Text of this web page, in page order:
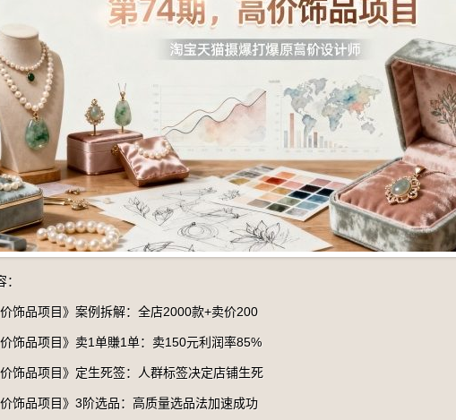
饰品项目》案例拆解：全店2000款+卖价200
饰品项目》卖1单賺1单：卖150元利润率85%
饰品项目》定生死签：人群标签决定店铺生死
饰品项目》3阶选品：高质量选品法加速成功